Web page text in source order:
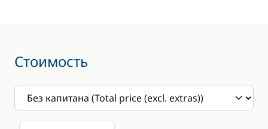
Палубный душ
Стол в кокпите
Стоимость